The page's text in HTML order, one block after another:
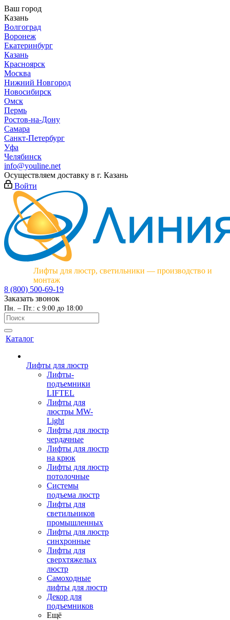
Ваш город
Казань
Волгоград
Воронеж
Екатеринбург
Казань
Красноярск
Москва
Нижний Новгород
Новосибирск
Омск
Пермь
Ростов-на-Дону
Самара
Санкт-Петербург
Уфа
Челябинск
info@youline.net
Осуществляем доставку в г. Казань
Войти
Лифты для люстр, светильники — производство и
монтаж
8 (800) 500-69-19
Заказать звонок
Пн. – Пт.: с 9:00 до 18:00
Каталог
Лифты для люстр
Лифты-
подъемники
LIFTEL
Лифты для
люстры MW-
Light
Лифты для люстр
чердачные
Лифты для люстр
на крюк
Лифты для люстр
потолочные
Системы
подъема люстр
Лифты для
светильников
промышленных
Лифты для люстр
синхронные
Лифты для
сверхтяжелых
люстр
Самоходные
лифты для люстр
Декор для
подъемников
Ещё